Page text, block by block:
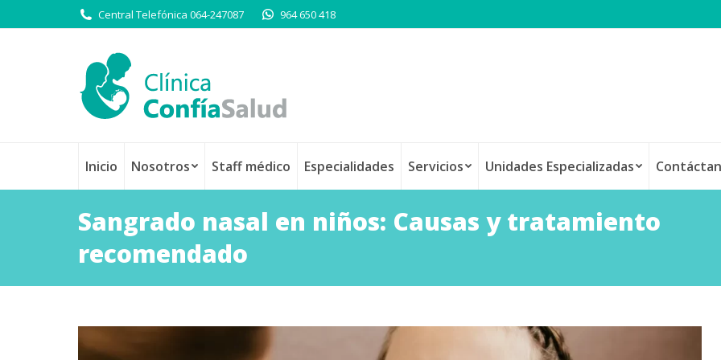
Central Telefónica 064-247087 964 650 418
Inicio Nosotros Staff médico Especialidades Servicios Unidades Especializadas
Sangrado nasal en niños: Causas y tratamiento
recomendado